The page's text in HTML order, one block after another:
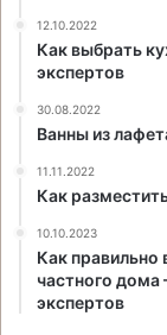
12.10.2022
Как выбрать
экспертов
30.08.2022
Ванны из
11.11.2022
Как
10.10.2023
Как правильно
частного
экспертов